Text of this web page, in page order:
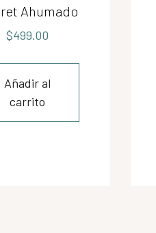
Ahumado
$499.00
Añadir al
carrito